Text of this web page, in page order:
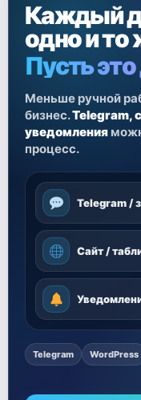
Каждый
одно и то
Пусть
Меньше ручной
бизнес.Telegram,
уведомления
процесс.
Telegram /
Сайт /
Telegram WordPress